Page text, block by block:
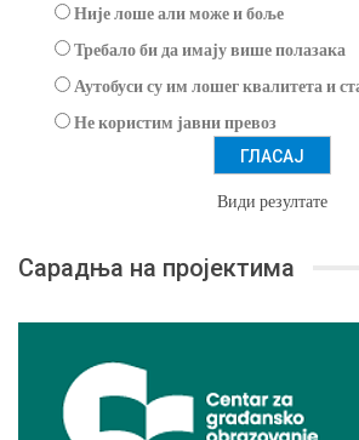
Није лоше али може и боље
Требало би да имају више полазака
Аутобуси су им лошег квалитета и
Не користим јавни превоз
Види резултате
Сарадња на пројектима